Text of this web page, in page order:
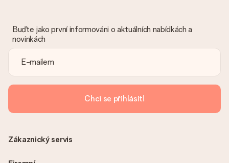
vhodné řešení.
Je faktura odeslána spolu s objednávkou?
vždy v potvrzovacím e-mailu a vždy ji najdete ve svém účtu
MySurprise. To znamená, že můžete dar doručit přímo
příjemci, což je opravdovým překvapením!
Buďte jako první informováni o aktuálních nabídkách a
novinkách
Chci se přihlásit!
Zákaznický servis